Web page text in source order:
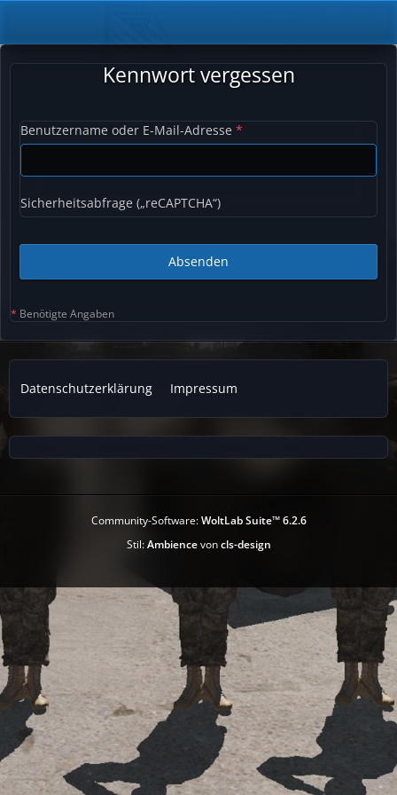
Kennwort vergessen
Benutzername oder E-Mail-Adresse *
Sicherheitsabfrage („reCAPTCHA“)
* Benötigte Angaben
Datenschutzerklärung Impressum
Community-Software:WoltLab Suite™ 6.2.6
Stil:Ambiencevoncls-design